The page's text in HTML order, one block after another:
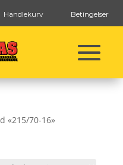
Handlekurv Betingelser
«215/70-16»